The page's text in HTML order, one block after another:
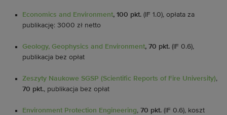
Economics and Environment, 100 pkt. (IF 1.0), opłata za
publikację: 3000 zł netto
Geology, Geophysics and Environment, 70 pkt. (IF 0.6),
publikacja bez opłat
Zeszyty Naukowe SGSP (Scientific Reports of Fire University),
70 pkt., publikacja bez opłat
Environment Protection Engineering, 70 pkt. (IF 0.6), koszt